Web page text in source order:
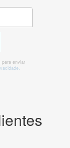
para enviar